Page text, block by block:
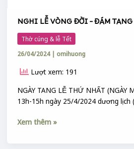
NGHI LỄ VÒNG ĐỜI – ĐÁM TANG
Thờ cúng & lễ Tết
26/04/2024 | omihuong
Lượt xem: 191
NGÀY TANG LỄ THỨ NHẤT (NGÀY
13h-15h ngày 25/4/2024 dương lịch
Xem thêm »